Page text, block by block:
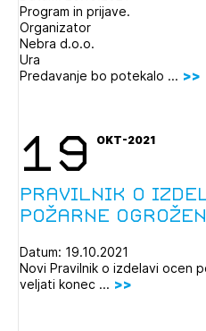
Program in prijave.
Organizator
Nebra d.o.o.
Ura
Predavanje bo potekalo ...
19 OKT-2021
Pravilnik o
požarne
Datum: 19.10.2021
Novi Pravilnik o izdelavi ocen
veljati konec ...